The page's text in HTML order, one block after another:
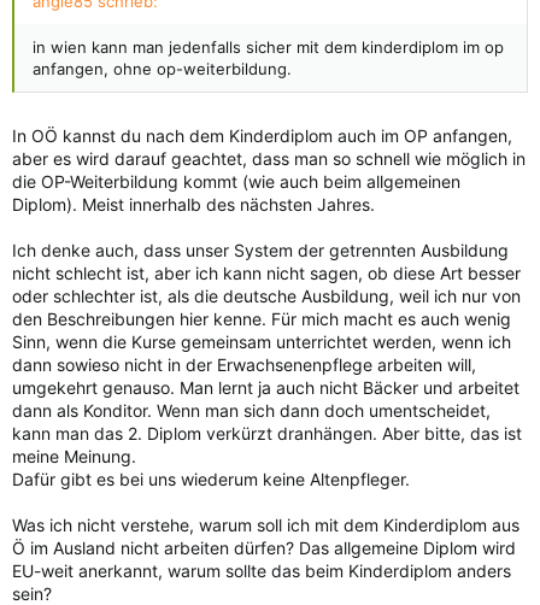
in wien kann man jedenfalls sicher mit dem kinderdiplom im op
anfangen, ohne op-weiterbildung.
In OÖ kannst du nach dem Kinderdiplom auch im OP anfangen,
aber es wird darauf geachtet, dass man so schnell wie möglich in
die OP-Weiterbildung kommt (wie auch beim allgemeinen
Diplom). Meist innerhalb des nächsten Jahres.
Ich denke auch, dass unser System der getrennten Ausbildung
nicht schlecht ist, aber ich kann nicht sagen, ob diese Art besser
oder schlechter ist, als die deutsche Ausbildung, weil ich nur von
den Beschreibungen hier kenne. Für mich macht es auch wenig
Sinn, wenn die Kurse gemeinsam unterrichtet werden, wenn ich
dann sowieso nicht in der Erwachsenenpflege arbeiten will,
umgekehrt genauso. Man lernt ja auch nicht Bäcker und arbeitet
dann als Konditor. Wenn man sich dann doch umentscheidet,
kann man das 2. Diplom verkürzt dranhängen. Aber bitte, das ist
meine Meinung.
Dafür gibt es bei uns wiederum keine Altenpfleger.
Was ich nicht verstehe, warum soll ich mit dem Kinderdiplom aus
Ö im Ausland nicht arbeiten dürfen? Das allgemeine Diplom wird
EU-weit anerkannt, warum sollte das beim Kinderdiplom anders
sein?